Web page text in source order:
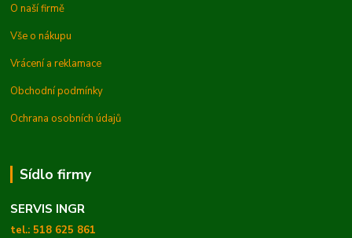
O naší firmě
Vše o nákupu
Vrácení a reklamace
Obchodní podmínky
Ochrana osobních údajů
Sídlo firmy
SERVIS INGR
tel.: 518 625 861